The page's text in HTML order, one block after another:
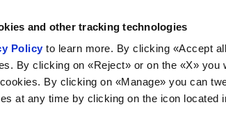
and other tracking technologies
Policy to learn more. By clicking «Accept
By clicking on «Reject» or on the «X» you
By clicking on «Manage» you can
at any time by clicking on the icon located